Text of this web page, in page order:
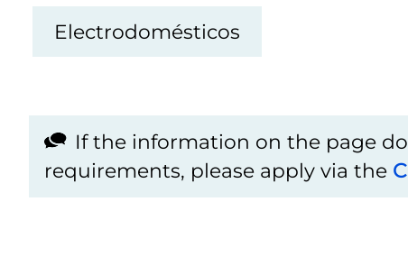
Electrodomésticos
If the information on the page
requirements, please apply via the